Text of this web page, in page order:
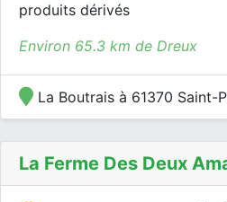
produits dérivés
Environ 65.3 km de Dreux
La Boutrais à 61370 Saint-
La Ferme Des Deux